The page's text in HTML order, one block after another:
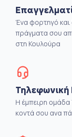
Ένα φορτηγό
πράγματα σου
στη Κουλούρα
Η έμπειρη ομάδα
κοντά σου ανα